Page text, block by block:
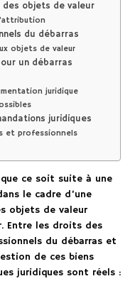
objets de valeur
du débarras
objets de valeur
un débarras
juridique
juridiques
et professionnels
que ce soit suite à une
le cadre d’une
objets de valeur
Entre les droits des
du débarras et
de ces biens
juridiques sont réels :